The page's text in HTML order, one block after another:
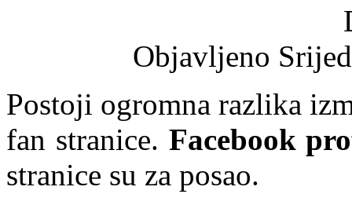
Objavljeno
Postoji ogromna razlika
fan stranice. Facebook
stranice su za posao.